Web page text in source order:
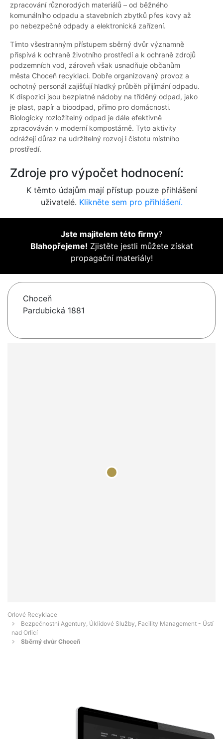
zpracování různorodých materiálů – od běžného
komunálního odpadu a stavebních zbytků přes kovy až
po nebezpečné odpady a elektronická zařízení.
Tímto všestranným přístupem sběrný dvůr významně
přispívá k ochraně životního prostředí a k ochraně zdrojů
podzemních vod, zároveň však usnadňuje občanům
města Choceň recyklaci. Dobře organizovaný provoz a
ochotný personál zajišťují hladký průběh přijímání odpadu.
K dispozici jsou bezplatné nádoby na tříděný odpad, jako
je plast, papír a bioodpad, přímo pro domácnosti.
Biologicky rozložitelný odpad je dále efektivně
zpracováván v moderní kompostárně. Tyto aktivity
odrážejí důraz na udržitelný rozvoj i čistotu místního
prostředí.
Zdroje pro výpočet hodnocení:
K těmto údajům mají přístup pouze přihlášení
uživatelé. Klikněte sem pro přihlášení.
Jste majitelem této firmy?
Blahopřejeme! Zjistěte jestli můžete získat
propagační materiály!
Choceň
Pardubická 1881
Orlové Recyklace
Bezpečnostní Agentury, Úklidové Služby, Facility Management - Ústí
nad Orlicí
Sběrný dvůr Choceň